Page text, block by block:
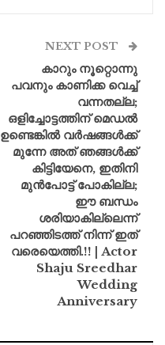
NEXT POST
കാറും നൂറ്റൊന്നു
പവനും കാണിക്ക വെച്ച്
വന്നതല്ല;
ഒളിച്ചോട്ടത്തിന് മെഡല്‍
ഉണ്ടെങ്കില്‍ വർഷങ്ങൾക്ക്
മുന്നേ അത് ഞങ്ങള്‍ക്ക്
കിട്ടിയേനെ, ഇതിനി
മുൻപോട്ട് പോകില്ല;
ഈ ബന്ധം
ശരിയാകില്ലെന്ന്
പറഞ്ഞിടത്ത് നിന്ന് ഇത്
വരെയെത്തി.!! | Actor
Shaju Sreedhar
Wedding
Anniversary